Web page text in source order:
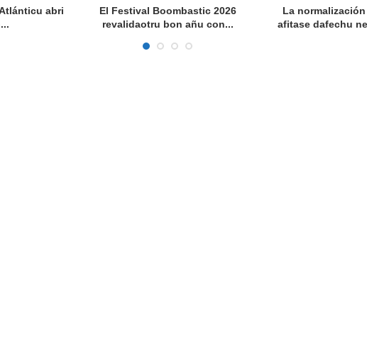
abri
El Festival Boombastic 2026
revalidaotru bon añu con...
La
afitase dafechu